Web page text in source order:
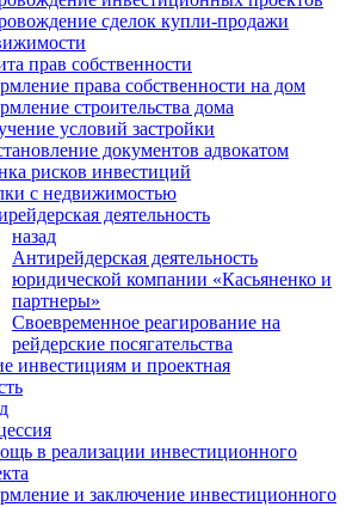
сделок купли-продажи
прав собственности
права собственности на дом
строительства дома
условий застройки
документов адвокатом
рисков инвестиций
с недвижимостью
деятельность
назад
Антирейдерская деятельность
юридической компании «Касьяненко и
партнеры»
Своевременное реагирование на
рейдерские посягательства
инвестициям и проектная
в реализации инвестиционного
и заключение инвестиционного